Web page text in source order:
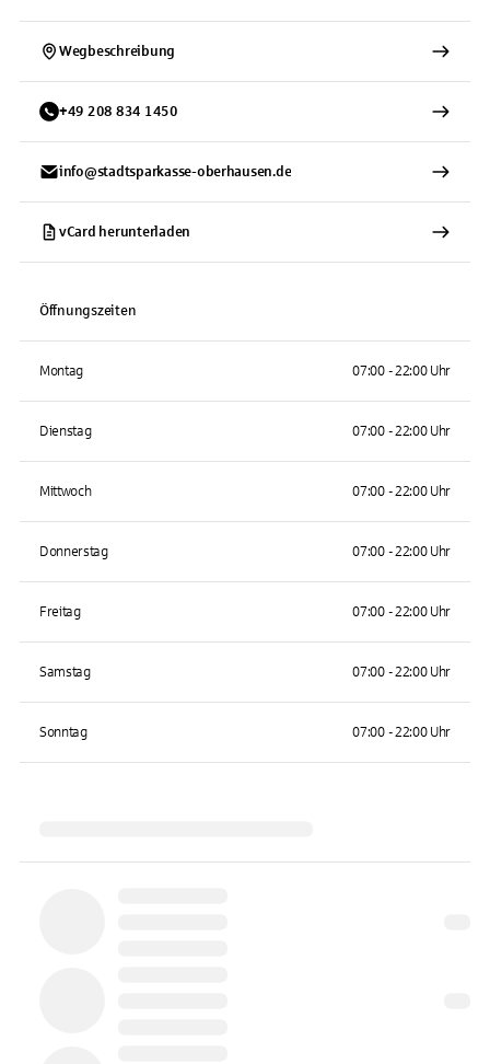
Wegbeschreibung
+49 208 834 1450
info@stadtsparkasse-oberhausen.de
vCard herunterladen
Öffnungszeiten
Montag 07:00 - 22:00 Uhr
Dienstag 07:00 - 22:00 Uhr
Mittwoch 07:00 - 22:00 Uhr
Donnerstag 07:00 - 22:00 Uhr
Freitag 07:00 - 22:00 Uhr
Samstag 07:00 - 22:00 Uhr
Sonntag 07:00 - 22:00 Uhr